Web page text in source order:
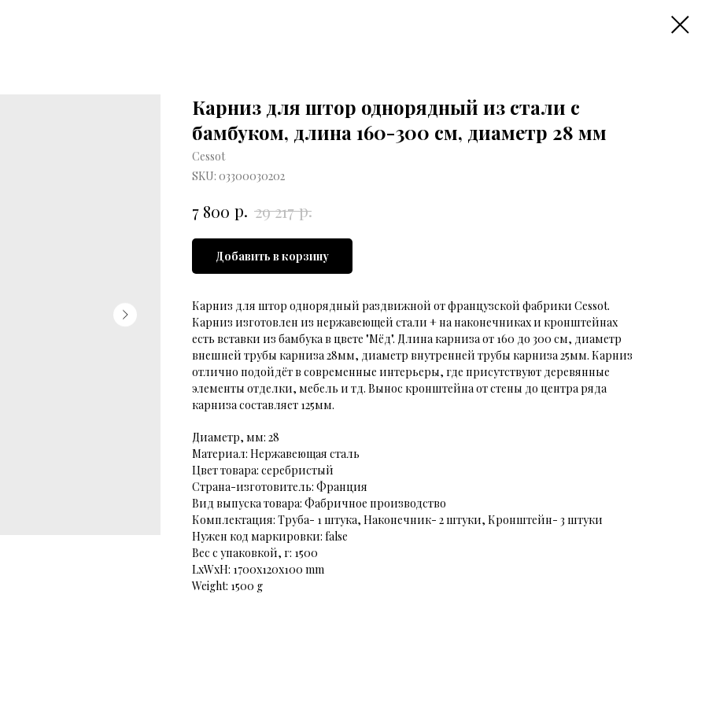
Карниз для штор однорядный из стали с
бамбуком, длина 160-300 см, диаметр 28 мм
Cessot
SKU: 03300030202
7 800 р. 29 217 р.
Добавить в корзину
Карниз для штор однорядный раздвижной от французской фабрики Cessot.
Карниз изготовлен из нержавеющей стали + на наконечниках и кронштейнах
есть вставки из бамбука в цвете "Мёд". Длина карниза от 160 до 300 см, диаметр
внешней трубы карниза 28мм, диаметр внутренней трубы карниза 25мм. Карниз
отлично подойдёт в современные интерьеры, где присутствуют деревянные
элементы отделки, мебель и тд. Вынос кронштейна от стены до центра ряда
карниза составляет 125мм.
Диаметр, мм: 28
Материал: Нержавеющая сталь
Цвет товара: серебристый
Страна-изготовитель: Франция
Вид выпуска товара: Фабричное производство
Комплектация: Труба- 1 штука, Наконечник- 2 штуки, Кронштейн- 3 штуки
Нужен код маркировки: false
Вес с упаковкой, г: 1500
LxWxH: 1700x120x100 mm
Weight: 1500 g